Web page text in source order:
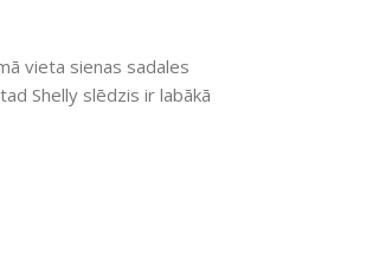
vieta sienas sadales
Shelly slēdzis ir labākā